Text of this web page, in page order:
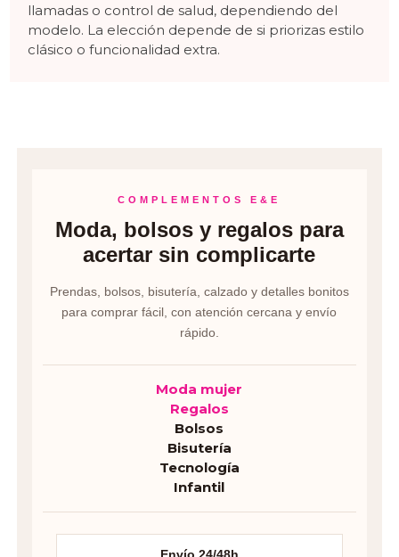
llamadas o control de salud, dependiendo del
modelo. La elección depende de si priorizas estilo
clásico o funcionalidad extra.
COMPLEMENTOS E&E
Moda, bolsos y regalos para
acertar sin complicarte
Prendas, bolsos, bisutería, calzado y detalles bonitos
para comprar fácil, con atención cercana y envío
rápido.
Moda mujer
Regalos
Bolsos
Bisutería
Tecnología
Infantil